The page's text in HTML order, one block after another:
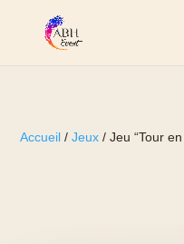
Accueil /Jeux / Jeu “Tour